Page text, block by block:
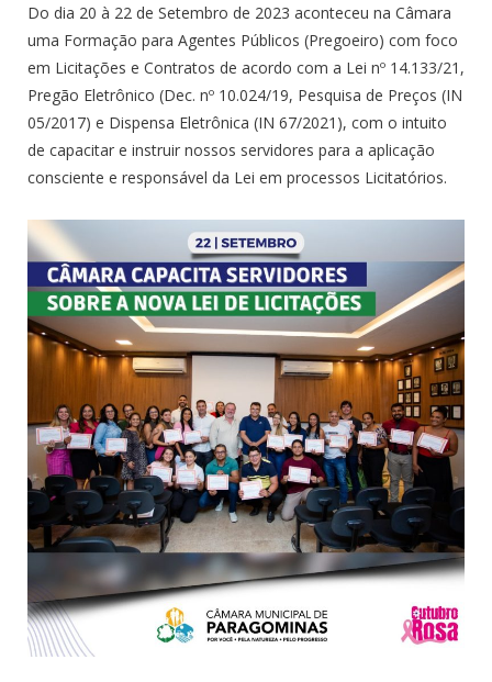
Do dia 20 à 22 de Setembro de 2023 aconteceu na Câmara
uma Formação para Agentes Públicos (Pregoeiro) com foco
em Licitações e Contratos de acordo com a Lei nº 14.133/21,
Pregão Eletrônico (Dec. nº 10.024/19, Pesquisa de Preços (IN
05/2017) e Dispensa Eletrônica (IN 67/2021), com o intuito
de capacitar e instruir nossos servidores para a aplicação
consciente e responsável da Lei em processos Licitatórios.